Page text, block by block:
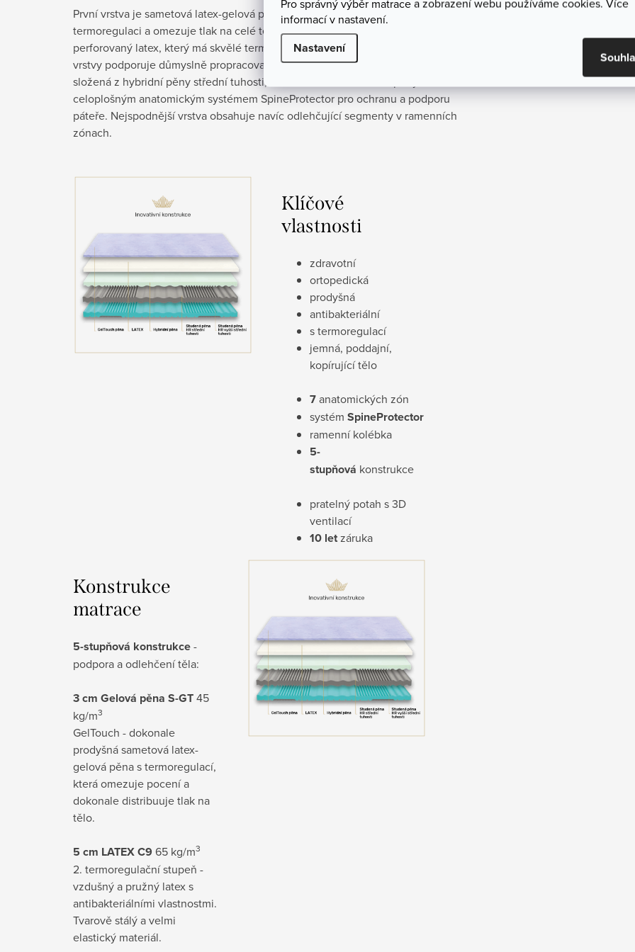
Pro správný výběr matrace a zobrazení webu používáme cookies. Více
informací v nastavení.
Nastavení
První vrstva je sametová latex-gelová pěna GelTouch, která má vysokou
termoregulaci a omezuje tlak na celé tělo. Druhá vrstva je jemný a vzdušný
perforovaný latex, který má skvělé termoregulační vlastnosti. Jemné vrchní
vrstvy podporuje důmyslně propracovaná základna - sendvičová konstrukce je
složená z hybridní pěny střední tuhosti, dvěma vrstvami studené pěny a
celoplošným anatomickým systémem SpineProtector pro ochranu a podporu
páteře. Nejspodnější vrstva obsahuje navíc odlehčující segmenty v ramenních
zónach.
Klíčové
vlastnosti
zdravotní
ortopedická
prodyšná
antibakteriální
s termoregulací
jemná, poddajní,
kopírující tělo
7anatomických zón
systém SpineProtector
ramenní kolébka
5-
stupňová konstrukce
pratelný potah s 3D
ventilací
10 letzáruka
Konstrukce
matrace
5-stupňová konstrukce-
podpora a odlehčení těla:
3 cm Gelová pěna S-GT45
kg/m3
GelTouch - dokonale
prodyšná sametová latex-
gelová pěna s termoregulací,
která omezuje pocení a
dokonale distribuuje tlak na
tělo.
5 cm LATEX C9 65 kg/m3
2. termoregulační stupeň -
vzdušný a pružný latex s
antibakteriálními vlastnostmi.
Tvarově stálý a velmi
elastický materiál.